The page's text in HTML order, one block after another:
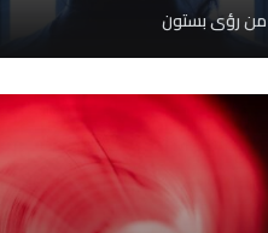
منرؤى بستون